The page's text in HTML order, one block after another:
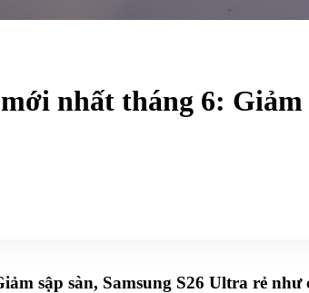
nhất tháng 6:
sập sàn, Samsung S26 Ultra rẻ như